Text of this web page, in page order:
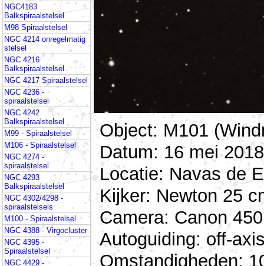
NGC4183
Balkspiraalstelsel
M98 Spiraalstelsel
NGC 4214 onregelmatig
stelsel
NGC 4216
Balkspiraalstelsel
NGC 4217 Spiraalstelsel
NGC 4236 -
spiraalstelsel
NGC 4242
Balkspiraalstelsel
M99 - Spiraalstelsel
M106 - Spiraalstelsel
NGC 4274 -
spiraalstelsel
NGC 4293
Balkspiraalstelsel
NGC 4302/4298 -
spiraalstelsels
M100 - Spiraalstelsel
NGC 4388 - Virgocluster
NGC 4395 -
Spiraalstelsel
NGC 4429 -
Object: M101
Datum: 16 mei
Locatie: Navas de
Kijker: Newton 25
Camera: Canon
Autoguiding: off-
Omstandigheden: